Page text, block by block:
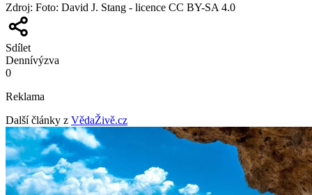
Zdroj: Foto: David J. Stang - licence CC BY-SA 4.0
Sdílet
Dennívýzva
0
Reklama
Další články z VědaŽivě.cz